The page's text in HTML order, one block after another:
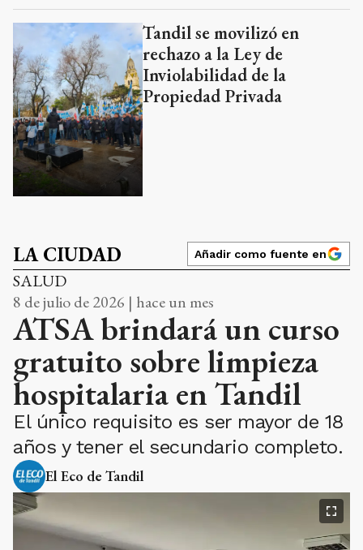
Tandil se movilizó en
rechazo a la Ley de
Inviolabilidad de la
Propiedad Privada
LA CIUDAD Añadir como fuente en
SALUD
8 de julio de 2026 | hace un mes
ATSA brindará un curso
gratuito sobre limpieza
hospitalaria en Tandil
El único requisito es ser mayor de 18
años y tener el secundario completo.
El Eco de Tandil